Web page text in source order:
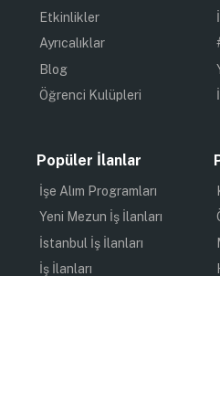
Etkinlikler
Ayrıcalıklar
Blog
Öğrenci Kulüpleri
Popüler İlanlar
İşe Alım Programları
Yeni Mezun İş İlanları
İstanbul İş İlanları
İş İlanları